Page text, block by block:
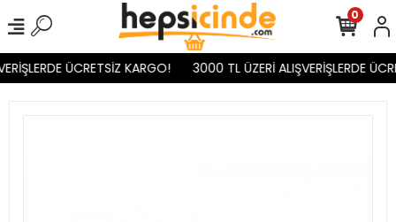
ÜCRETSİZ KARGO! 3000 TL ÜZERİ ALIŞVERİŞLERDE
0